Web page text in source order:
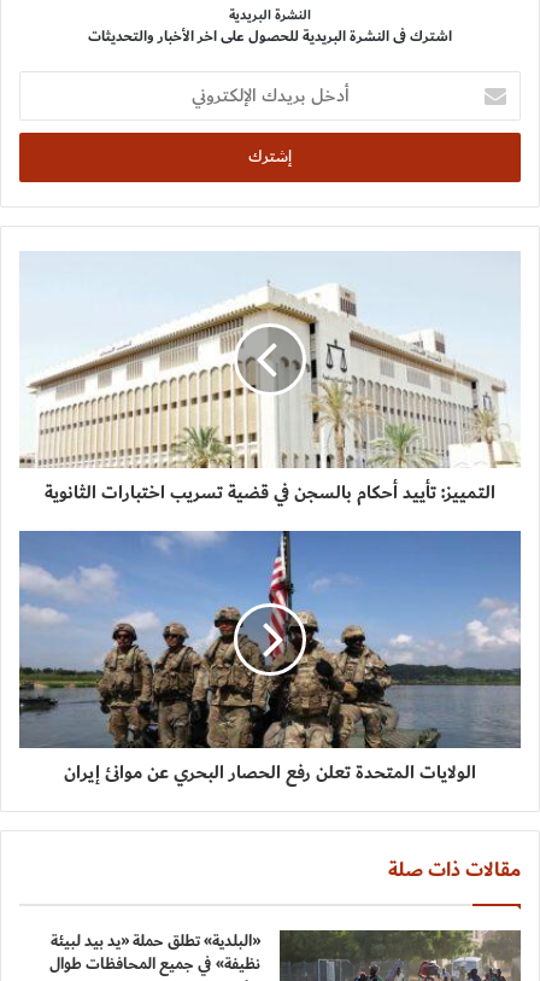
النشرة البريدية
اشترك فى النشرة البريدية للحصول على اخر الأخبار والتحديثات
أدخل
بريدك
الإلكتروني
التمييز: تأييد أحكام بالسجن في قضية تسريب اختبارات الثانوية
الولايات المتحدة تعلن رفع الحصار البحري عن موانئ إيران
مقالات ذات صلة
«البلدية» تطلق حملة «يد بيد لبيئة
نظيفة» في جميع المحافظات طوال